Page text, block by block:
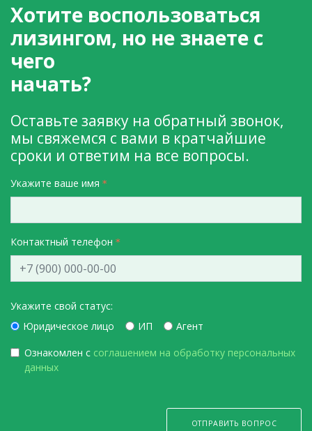
Хотите воспользоваться
лизингом, но не знаете с
чего
начать?
Оставьте заявку на обратный звонок,
мы свяжемся с вами в кратчайшие
сроки и ответим на все вопросы.
Укажите ваше имя
Контактный телефон
Укажите свой статус:
Юридическое лицо
ИП
Агент
Ознакомлен с соглашением на обработку персональных
данных
ОТПРАВИТЬ ВОПРОС